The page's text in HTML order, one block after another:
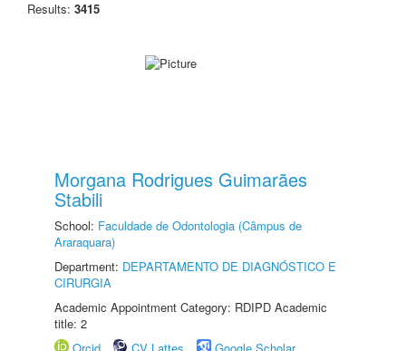
Results: 3415
Morgana Rodrigues Guimarães
Stabili
School: Faculdade de Odontologia (Câmpus de
Araraquara)
Department: DEPARTAMENTO DE DIAGNÓSTICO E
CIRURGIA
Academic Appointment Category: RDIPD Academic
title: 2